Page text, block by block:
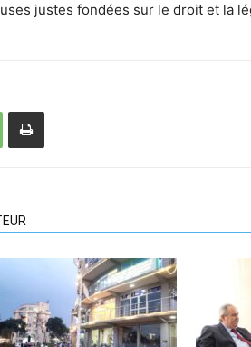
justes fondées sur le droit et la